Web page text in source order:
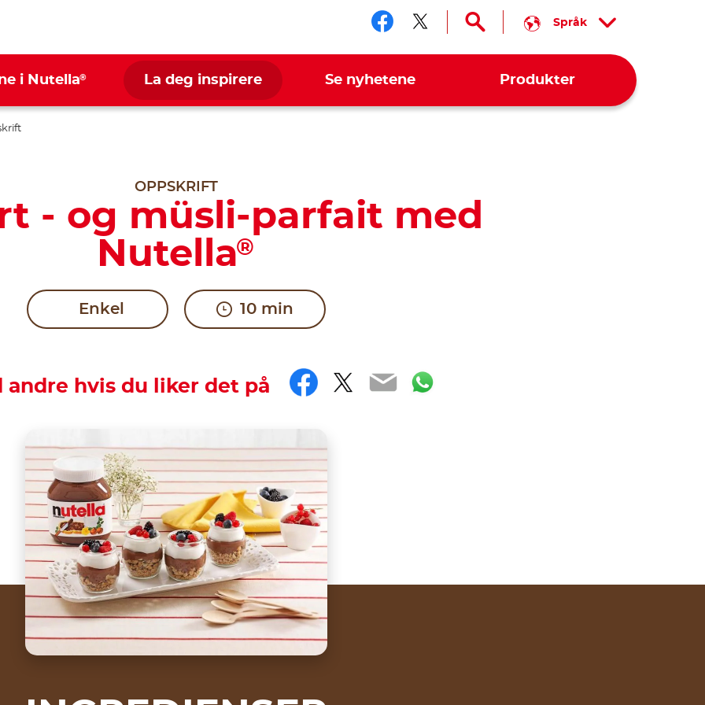
Følg oss på facebook
Følg oss på twitter
Språk
i Nutella® La deg inspirere Se nyhetene Produkter
OPPSKRIFT
- og müsli-parfait med
Nutella®
Enkel 10 min
andre hvis du liker det på Facebook
Twitter
EmailWhatsApp
the hashtag #nutellarecipe
for choosing the ingredients: buy traditional muesli, the sort containing crushed grains, raisins and perhaps